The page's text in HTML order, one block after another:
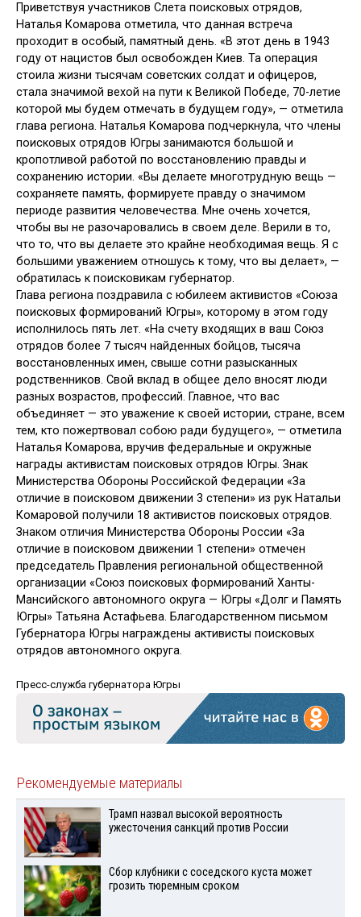
Приветствуя участников Слета поисковых отрядов,
Наталья Комарова отметила, что данная встреча
проходит в особый, памятный день. «В этот день в 1943
году от нацистов был освобожден Киев. Та операция
стоила жизни тысячам советских солдат и офицеров,
стала значимой вехой на пути к Великой Победе, 70-летие
которой мы будем отмечать в будущем году», — отметила
глава региона. Наталья Комарова подчеркнула, что члены
поисковых отрядов Югры занимаются большой и
кропотливой работой по восстановлению правды и
сохранению истории. «Вы делаете многотрудную вещь —
сохраняете память, формируете правду о значимом
периоде развития человечества. Мне очень хочется,
чтобы вы не разочаровались в своем деле. Верили в то,
что то, что вы делаете это крайне необходимая вещь. Я с
большими уважением отношусь к тому, что вы делает», —
обратилась к поисковикам губернатор.
Глава региона поздравила с юбилеем активистов «Союза
поисковых формирований Югры», которому в этом году
исполнилось пять лет. «На счету входящих в ваш Союз
отрядов более 7 тысяч найденных бойцов, тысяча
восстановленных имен, свыше сотни разысканных
родственников. Свой вклад в общее дело вносят люди
разных возрастов, профессий. Главное, что вас
объединяет — это уважение к своей истории, стране, всем
тем, кто пожертвовал собою ради будущего», — отметила
Наталья Комарова, вручив федеральные и окружные
награды активистам поисковых отрядов Югры. Знак
Министерства Обороны Российской Федерации «За
отличие в поисковом движении 3 степени» из рук Натальи
Комаровой получили 18 активистов поисковых отрядов.
Знаком отличия Министерства Обороны России «За
отличие в поисковом движении 1 степени» отмечен
председатель Правления региональной общественной
организации «Союз поисковых формирований Ханты-
Мансийского автономного округа — Югры «Долг и Память
Югры» Татьяна Астафьева. Благодарственном письмом
Губернатора Югры награждены активисты поисковых
отрядов автономного округа.
Пресс-служба губернатора Югры
Рекомендуемые материалы
Трамп назвал высокой вероятность
ужесточения санкций против России
Сбор клубники с соседского куста может
грозить тюремным сроком